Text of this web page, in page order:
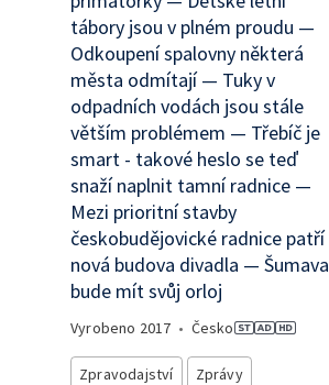
tábory jsou v plném proudu —
Odkoupení spalovny některá
města odmítají — Tuky v
odpadních vodách jsou stále
větším problémem — Třebíč je
smart - takové heslo se teď
snaží naplnit tamní radnice —
Mezi prioritní stavby
českobudějovické radnice patří
nová budova divadla — Šumava
bude mít svůj orloj
Vyrobeno 2017 • Česko
Zpravodajství
Zprávy